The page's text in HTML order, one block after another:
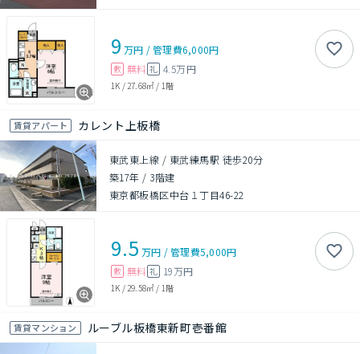
9 万円 /管理費6,000円
敷 無料 礼 4.5万円
1K / 27.68㎡ / 1階
賃貸アパート カレント上板橋
東武東上線 / 東武練馬駅 徒歩20分
築17年 / 3階建
東京都板橋区中台１丁目46-22
9.5 万円 /管理費5,000円
敷 無料 礼 19万円
1K / 29.58㎡ / 1階
賃貸マンション ルーブル板橋東新町壱番館